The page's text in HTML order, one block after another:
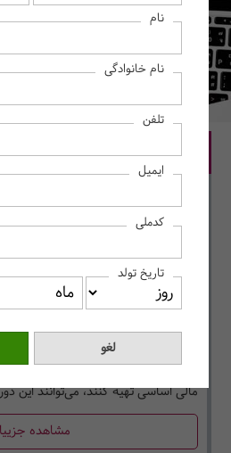
دوره حضوری - آنلاین تهیه
صورت‌های مالی اساسی، خروجی
حسابدارانی که قصد دارند تا بر
مالی اساسی تهیه کنند، می­‌توانند این
مشاهده
نام
نام خانوادگی
تلفن
ایمیل
کدملی
تاریخ تولد